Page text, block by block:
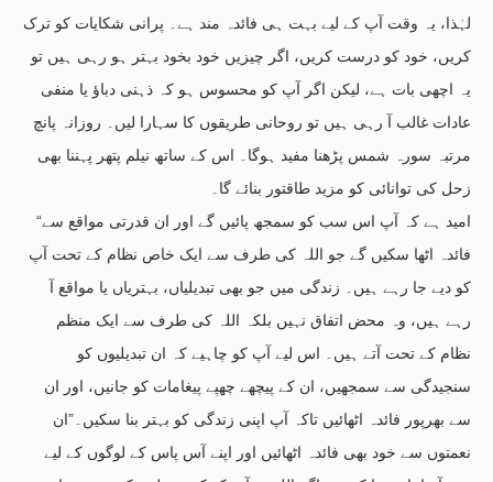
لہٰذا، یہ وقت آپ کے لیے بہت ہی فائدہ مند ہے۔ پرانی شکایات کو ترک
کریں، خود کو درست کریں، اگر چیزیں خود بخود بہتر ہو رہی ہیں تو
یہ اچھی بات ہے، لیکن اگر آپ کو محسوس ہو کہ ذہنی دباؤ یا منفی
عادات غالب آ رہی ہیں تو روحانی طریقوں کا سہارا لیں۔ روزانہ پانچ
مرتبہ سورہ شمس پڑھنا مفید ہوگا۔ اس کے ساتھ نیلم پتھر پہننا بھی
زحل کی توانائی کو مزید طاقتور بنائے گا۔
“امید ہے کہ آپ اس سب کو سمجھ پائیں گے اور ان قدرتی مواقع سے
فائدہ اٹھا سکیں گے جو اللہ کی طرف سے ایک خاص نظام کے تحت آپ
کو دیے جا رہے ہیں۔ زندگی میں جو بھی تبدیلیاں، بہتریاں یا مواقع آ
رہے ہیں، وہ محض اتفاق نہیں بلکہ اللہ کی طرف سے ایک منظم
نظام کے تحت آتے ہیں۔ اس لیے آپ کو چاہیے کہ ان تبدیلیوں کو
سنجیدگی سے سمجھیں، ان کے پیچھے چھپے پیغامات کو جانیں، اور ان
سے بھرپور فائدہ اٹھائیں تاکہ آپ اپنی زندگی کو بہتر بنا سکیں۔”ان
نعمتوں سے خود بھی فائدہ اٹھائیں اور اپنے آس پاس کے لوگوں کے لیے